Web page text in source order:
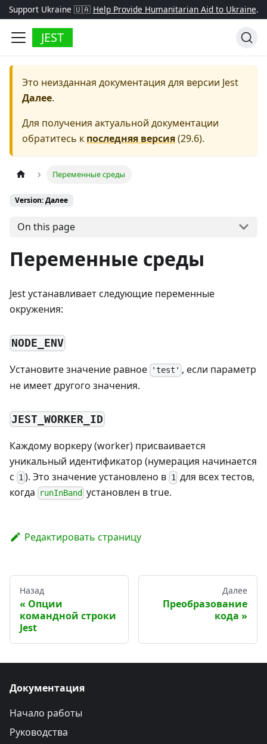
Support Ukraine 🇺🇦 Help Provide Humanitarian Aid to Ukraine.
JEST
Это неизданная документация для версии Jest
Далее.
Для получения актуальной документации
обратитесь к последняя версия(29.6).
Переменные среды
Version: Далее
On this page
Переменные среды
Jest устанавливает следующие переменные
окружения:
NODE_ENV
Установите значение равное 'test' , если параметр
не имеет другого значения.
JEST_WORKER_ID
Каждому воркеру (worker) присваивается
уникальный идентификатор (нумерация начинается
с 1 ). Это значение установлено в 1для всех тестов,
когда
runInBand установлен в true.
Редактировать страницу
Назад
Опции
командной строки
Jest
Далее
Преобразование
кода
Документация
Начало работы
Руководства